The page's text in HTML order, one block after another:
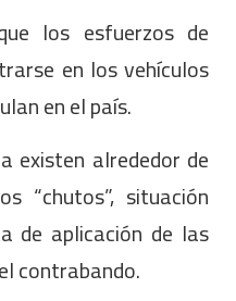
los esfuerzos de
en los vehículos
en el país.
existen alrededor de
“chutos”, situación
de aplicación de las
contrabando.